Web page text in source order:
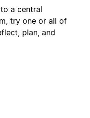
a central
try one or all of
plan, and